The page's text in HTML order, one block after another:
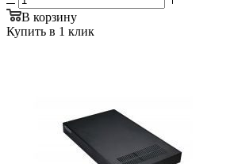
В корзину
Купить в 1 клик